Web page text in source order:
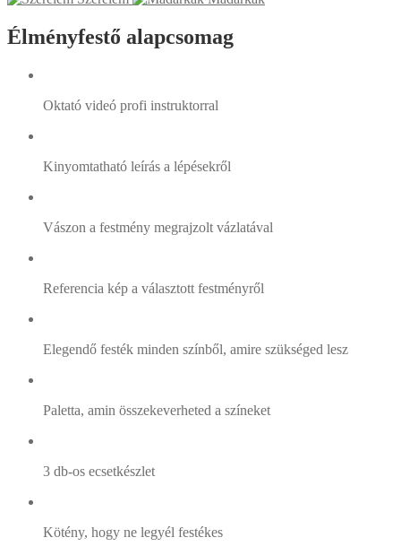
Élményfestő alapcsomag
Oktató videó profi instruktorral
Kinyomtatható leírás a lépésekről
Vászon a festmény megrajzolt vázlatával
Referencia kép a választott festményről
Elegendő festék minden színből, amire szükséged lesz
Paletta, amin összekeverheted a színeket
3 db-os ecsetkészlet
Kötény, hogy ne legyél festékes